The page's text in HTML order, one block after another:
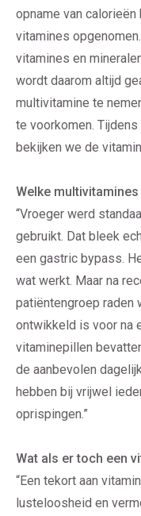
opname van
vitamines
vitamines en
wordt daarom altijd
multivitamine te
te voorkomen. Tijdens
bekijken we de
Welke
“Vroeger werd
gebruikt. Dat bleek
een gastric bypass.
wat werkt. Maar na
patiëntengroep raden
ontwikkeld is voor na
vitaminepillen
de aanbevolen
hebben bij vrijwel
oprispingen.”
Wat als er toch een
“Een tekort aan
lusteloosheid en